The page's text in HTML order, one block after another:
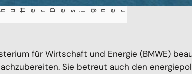
gner
für Wirtschaft und Energie (BMWE)
Sie betreut auch den